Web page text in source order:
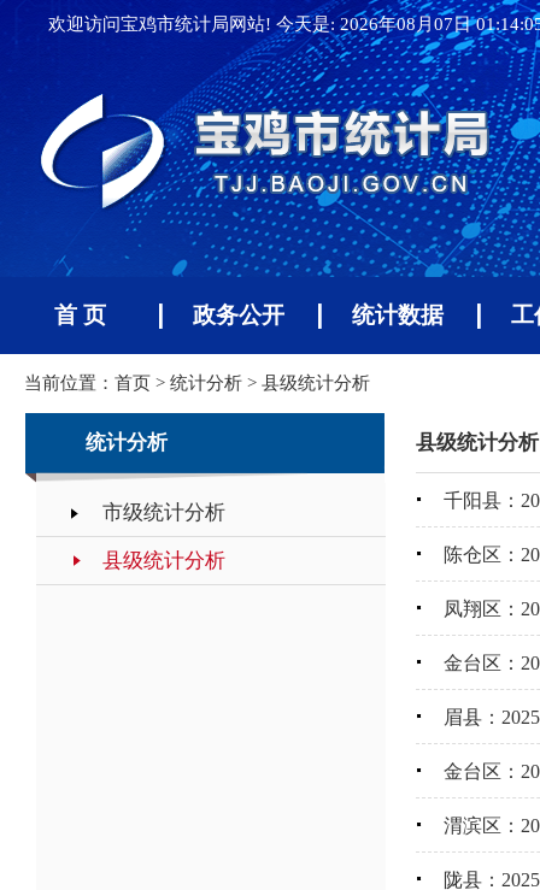
欢迎访问宝鸡市统计局网站! 今天是:2026年08月07日
首 页 政务公开 统计数据 工
当前位置： 首页 > 统计分析 > 县级统计分析
统计分析
市级统计分析
县级统计分析
县级统计分析
千阳县：
陈仓区：
凤翔区：
金台区：
眉县：
金台区：
渭滨区：
陇县：